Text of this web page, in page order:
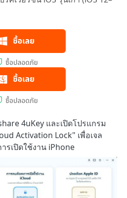
4uKey และเปิดโปรแกรม
Activation Lock" เพื่อเจล
รเปิดใช้งาน iPhone